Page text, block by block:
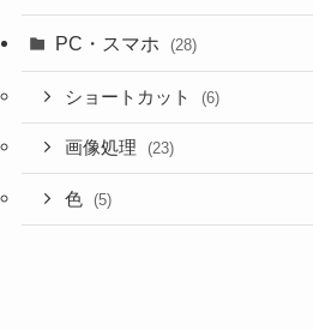
PC・スマホ (28)
ショートカット (6)
画像処理 (23)
色 (5)